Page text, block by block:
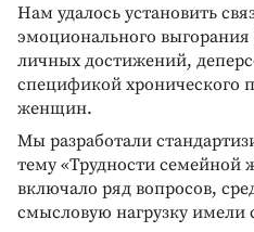
Нам удалось установить
эмоционального
личных достижений,
спецификой хронического
женщин.
Мы разработали
тему «Трудности семейной
включало ряд вопросов,
смысловую нагрузку имели